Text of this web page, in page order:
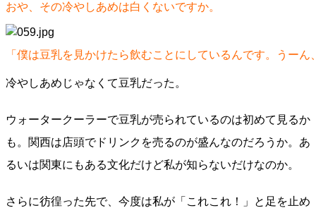
おや、その冷やしあめは白くないですか。
「僕は豆乳を見かけたら飲むことにしているんです。うーん
冷やしあめじゃなくて豆乳だった。
ウォータークーラーで豆乳が売られているのは初めて見るか
も。関西は店頭でドリンクを売るのが盛んなのだろうか。あ
るいは関東にもある文化だけど私が知らないだけなのか。
さらに彷徨った先で、今度は私が「これこれ！」と足を止め